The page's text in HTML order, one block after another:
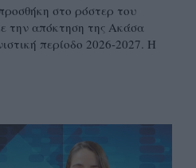
στο ρόστερ του
την απόκτηση της Ακάσα
περίοδο 2026-2027. Η